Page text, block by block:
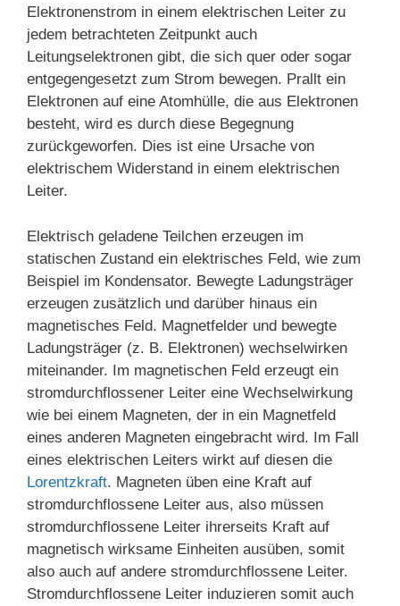
Elektronenstrom in einem elektrischen Leiter zu
jedem betrachteten Zeitpunkt auch
Leitungselektronen gibt, die sich quer oder sogar
entgegengesetzt zum Strom bewegen. Prallt ein
Elektronen auf eine Atomhülle, die aus Elektronen
besteht, wird es durch diese Begegnung
zurückgeworfen. Dies ist eine Ursache von
elektrischem Widerstand in einem elektrischen
Leiter.
Elektrisch geladene Teilchen erzeugen im
statischen Zustand ein elektrisches Feld, wie zum
Beispiel im Kondensator. Bewegte Ladungsträger
erzeugen zusätzlich und darüber hinaus ein
magnetisches Feld. Magnetfelder und bewegte
Ladungsträger (z. B. Elektronen) wechselwirken
miteinander. Im magnetischen Feld erzeugt ein
stromdurchflossener Leiter eine Wechselwirkung
wie bei einem Magneten, der in ein Magnetfeld
eines anderen Magneten eingebracht wird. Im Fall
eines elektrischen Leiters wirkt auf diesen die
Lorentzkraft. Magneten üben eine Kraft auf
stromdurchflossene Leiter aus, also müssen
stromdurchflossene Leiter ihrerseits Kraft auf
magnetisch wirksame Einheiten ausüben, somit
also auch auf andere stromdurchflossene Leiter.
Stromdurchflossene Leiter induzieren somit auch